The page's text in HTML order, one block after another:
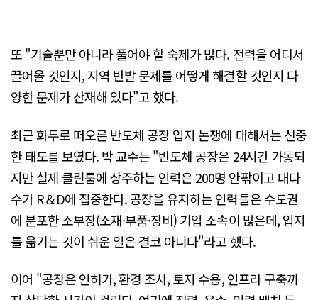
또 "기술뿐만 아니라 풀어야 할 숙제가 많다. 전력을 어디서
끌어올 것인지, 지역 반발 문제를 어떻게 해결할 것인지 다
양한 문제가 산재해 있다"고 했다.
최근 화두로 떠오른 반도체 공장 입지 논쟁에 대해서는 신중
한 태도를 보였다. 박 교수는 "반도체 공장은 24시간 가동되
지만 실제 클린룸에 상주하는 인력은 200명 안팎이고 대다
수가 R＆D에 집중한다. 공장을 유지하는 인력들은 수도권
에 분포한 소부장(소재·부품·장비) 기업 소속이 많은데, 입지
를 옮기는 것이 쉬운 일은 결코 아니다"라고 했다.
이어 "공장은 인허가, 환경 조사, 토지 수용, 인프라 구축까